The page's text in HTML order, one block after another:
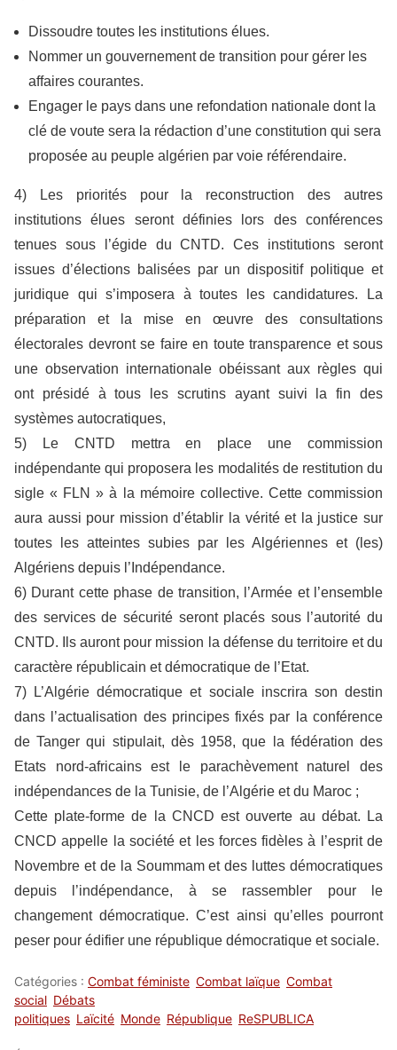
Dissoudre toutes les institutions élues.
Nommer un gouvernement de transition pour gérer les
affaires courantes.
Engager le pays dans une refondation nationale dont la
clé de voute sera la rédaction d’une constitution qui sera
proposée au peuple algérien par voie référendaire.
4) Les priorités pour la reconstruction des autres
institutions élues seront définies lors des conférences
tenues sous l’égide du CNTD. Ces institutions seront
issues d’élections balisées par un dispositif politique et
juridique qui s’imposera à toutes les candidatures. La
préparation et la mise en œuvre des consultations
électorales devront se faire en toute transparence et sous
une observation internationale obéissant aux règles qui
ont présidé à tous les scrutins ayant suivi la fin des
systèmes autocratiques,
5) Le CNTD mettra en place une commission
indépendante qui proposera les modalités de restitution du
sigle « FLN » à la mémoire collective. Cette commission
aura aussi pour mission d’établir la vérité et la justice sur
toutes les atteintes subies par les Algériennes et (les)
Algériens depuis l’Indépendance.
6) Durant cette phase de transition, l’Armée et l’ensemble
des services de sécurité seront placés sous l’autorité du
CNTD. Ils auront pour mission la défense du territoire et du
caractère républicain et démocratique de l’Etat.
7) L’Algérie démocratique et sociale inscrira son destin
dans l’actualisation des principes fixés par la conférence
de Tanger qui stipulait, dès 1958, que la fédération des
Etats nord-africains est le parachèvement naturel des
indépendances de la Tunisie, de l’Algérie et du Maroc ;
Cette plate-forme de la CNCD est ouverte au débat. La
CNCD appelle la société et les forces fidèles à l’esprit de
Novembre et de la Soummam et des luttes démocratiques
depuis l’indépendance, à se rassembler pour le
changement démocratique. C’est ainsi qu’elles pourront
peser pour édifier une république démocratique et sociale.
Catégories : Combat féministe Combat laïque Combat
social Débats
politiques Laïcité Monde République ReSPUBLICA